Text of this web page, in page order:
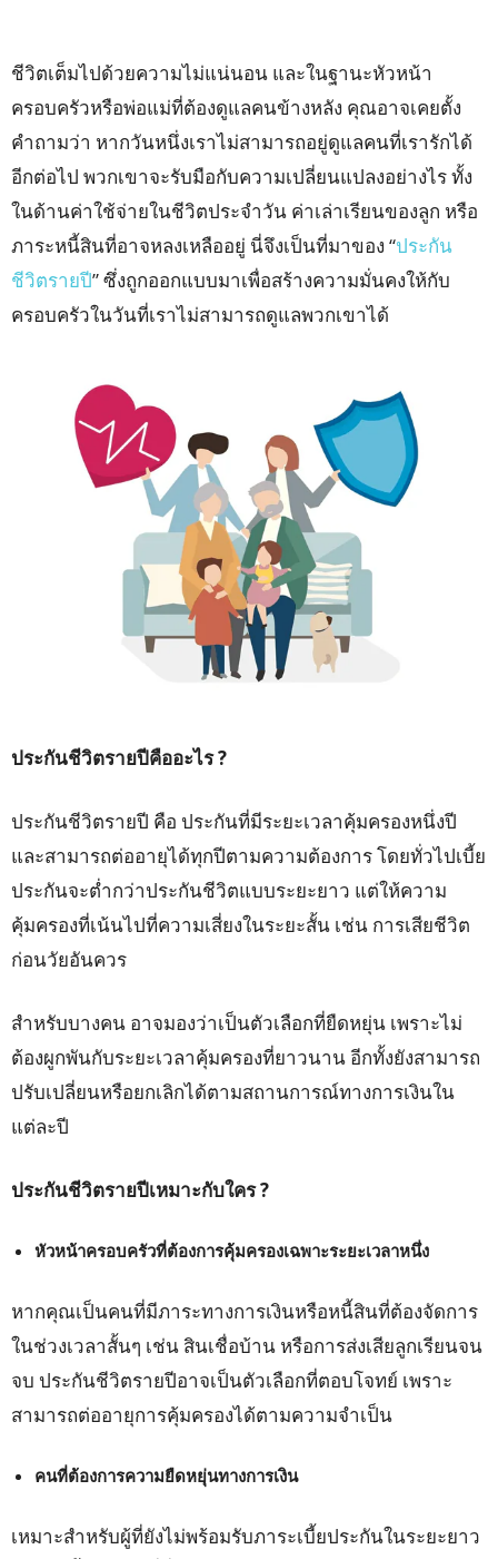
ชีวิตเต็มไปด้วยความไม่แน่นอน และในฐานะหัวหน้า
ครอบครัวหรือพ่อแม่ที่ต้องดูแลคนข้างหลัง คุณอาจเคยตั้ง
คำถามว่า หากวันหนึ่งเราไม่สามารถอยู่ดูแลคนที่เรารักได้
อีกต่อไป พวกเขาจะรับมือกับความเปลี่ยนแปลงอย่างไร ทั้ง
ในด้านค่าใช้จ่ายในชีวิตประจำวัน ค่าเล่าเรียนของลูก หรือ
ภาระหนี้สินที่อาจหลงเหลืออยู่ นี่จึงเป็นที่มาของ “ประกัน
ชีวิตรายปี” ซึ่งถูกออกแบบมาเพื่อสร้างความมั่นคงให้กับ
ครอบครัวในวันที่เราไม่สามารถดูแลพวกเขาได้
ประกันชีวิตรายปีคืออะไร ?
ประกันชีวิตรายปี คือ ประกันที่มีระยะเวลาคุ้มครองหนึ่งปี
และสามารถต่ออายุได้ทุกปีตามความต้องการ โดยทั่วไปเบี้ย
ประกันจะต่ำกว่าประกันชีวิตแบบระยะยาว แต่ให้ความ
คุ้มครองที่เน้นไปที่ความเสี่ยงในระยะสั้น เช่น การเสียชีวิต
ก่อนวัยอันควร
สำหรับบางคน อาจมองว่าเป็นตัวเลือกที่ยืดหยุ่น เพราะไม่
ต้องผูกพันกับระยะเวลาคุ้มครองที่ยาวนาน อีกทั้งยังสามารถ
ปรับเปลี่ยนหรือยกเลิกได้ตามสถานการณ์ทางการเงินใน
แต่ละปี
ประกันชีวิตรายปีเหมาะกับใคร ?
หัวหน้าครอบครัวที่ต้องการคุ้มครองเฉพาะระยะเวลาหนึ่ง
หากคุณเป็นคนที่มีภาระทางการเงินหรือหนี้สินที่ต้องจัดการ
ในช่วงเวลาสั้นๆ เช่น สินเชื่อบ้าน หรือการส่งเสียลูกเรียนจน
จบ ประกันชีวิตรายปีอาจเป็นตัวเลือกที่ตอบโจทย์ เพราะ
สามารถต่ออายุการคุ้มครองได้ตามความจำเป็น
คนที่ต้องการความยืดหยุ่นทางการเงิน
เหมาะสำหรับผู้ที่ยังไม่พร้อมรับภาระเบี้ยประกันในระยะยาว